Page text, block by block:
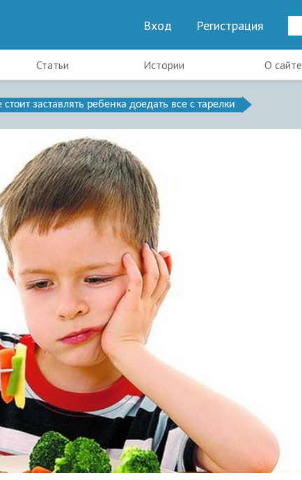
Вход Регистрация
Статьи Истории О сайте
заставлять ребенка доедать все с тарелки